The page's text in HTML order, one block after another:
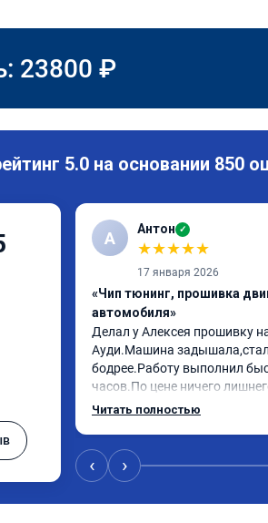
23800 ₽
5.0 на основании 850
А Антон ✓
★★★★★
17 января 2026
«Чип тюнинг, прошивка
автомобиля»
Делал у Алексея прошивку
Ауди.Машина
бодрее.Работу выполнил
часов.По цене ничего
как договаривались
знаю,куда ехать в случае
авто.Однозначно
Читать полностью
‹ ›